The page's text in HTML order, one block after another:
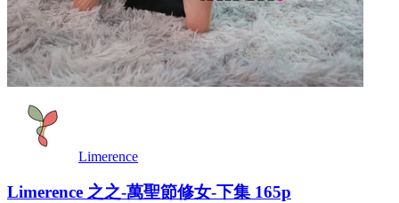
Limerence
Limerence 之之-萬聖節修女-下集 165p